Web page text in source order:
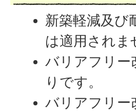
新築軽減及び
は適用されま
バリアフリー
りです。
バリアフリー